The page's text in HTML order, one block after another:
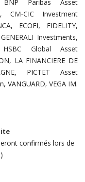
BNP Paribas Asset
CM-CIC Investment
ECOFI, FIDELITY,
Investments,
HSBC Global Asset
LA FINANCIERE DE
PICTET Asset
VANGUARD, VEGA IM.
confirmés lors de